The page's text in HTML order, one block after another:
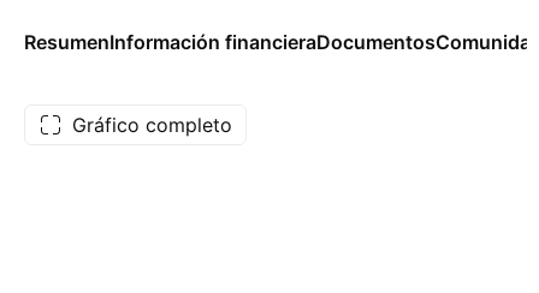
ResumenInformación financieraDocumentos
Gráfico completo